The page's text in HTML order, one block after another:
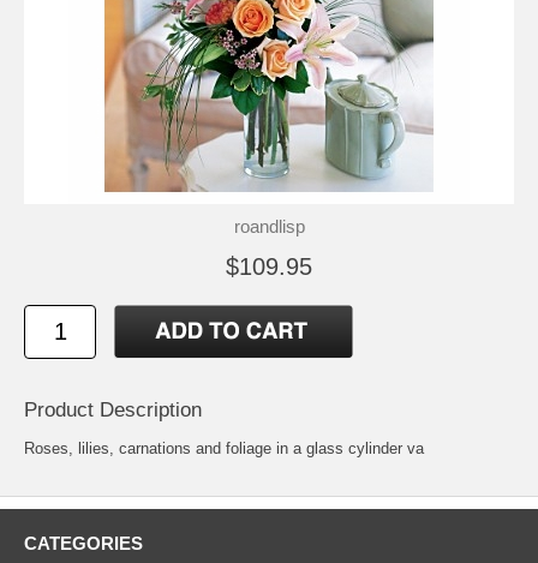
roandlisp
$109.95
Product Description
Roses, lilies, carnations and foliage in a glass cylinder va
CATEGORIES